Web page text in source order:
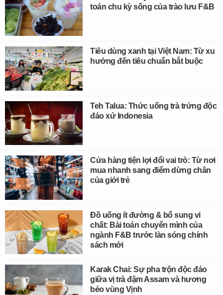
toán chu kỳ sống của trào lưu F&B
Tiêu dùng xanh tại Việt Nam: Từ xu
hướng đến tiêu chuẩn bắt buộc
Teh Talua: Thức uống trà trứng độc
đáo xứ Indonesia
Cửa hàng tiện lợi đổi vai trò: Từ nơi
mua nhanh sang điểm dừng chân
của giới trẻ
Đồ uống ít đường & bổ sung vi
chất: Bài toán chuyển mình của
ngành F&B trước làn sóng chính
sách mới
Karak Chai: Sự pha trộn độc đáo
giữa vị trà đậm Assam và hương
béo vùng Vịnh